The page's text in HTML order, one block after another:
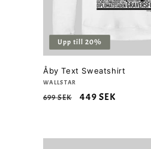
Upp till 20%
Åby Text Sweatshirt
Säljare:
WALLSTAR
Ordinarie
699 SEK Försäljningspris
449 SEK